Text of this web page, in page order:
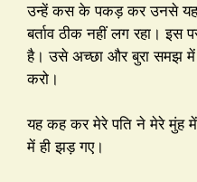
उन्हें कस के पकड़ कर उनसे यह
बर्ताव ठीक नहीं लग रहा। इस
है। उसे अच्छा और बुरा समझ
करो।
यह कह कर मेरे पति ने मेरे मुंह
में ही झड़ गए।